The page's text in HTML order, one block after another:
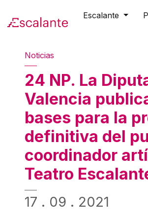
Escalante
Noticias
24 NP. La
Valencia
bases para la
definitiva del
coordinador
Teatro
17 . 09 . 2021